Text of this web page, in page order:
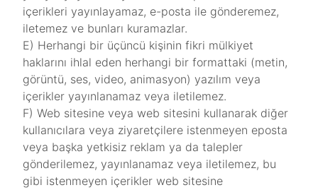
içerikleri yayınlayamaz, e-posta ile gönderemez,
iletemez ve bunları kuramazlar.
Ε) Herhangi bir üçüncü kişinin fikri mülkiyet
haklarını ihlal eden herhangi bir formattaki (metin,
görüntü, ses, video, animasyon) yazılım veya
içerikler yayınlanamaz veya iletilemez.
F) Web sitesine veya web sitesini kullanarak diğer
kullanıcılara veya ziyaretçilere istenmeyen eposta
veya başka yetkisiz reklam ya da talepler
gönderilemez, yayınlanamaz veya iletilemez, bu
gibi istenmeyen içerikler web sitesine